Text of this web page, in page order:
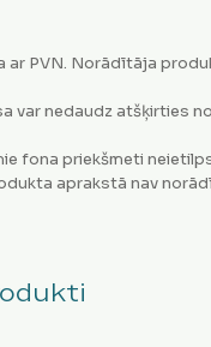
ar PVN. Norādītāja
var nedaudz atšķirties
fona priekšmeti
aprakstā nav